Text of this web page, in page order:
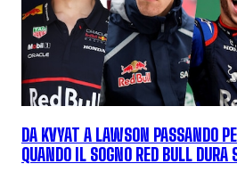
DA KVYAT A LAWSON PASSANDO
QUANDO IL SOGNO RED BULL DURA